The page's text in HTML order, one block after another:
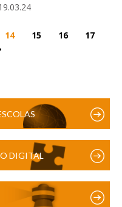
14 15 16
17
DIGITAL